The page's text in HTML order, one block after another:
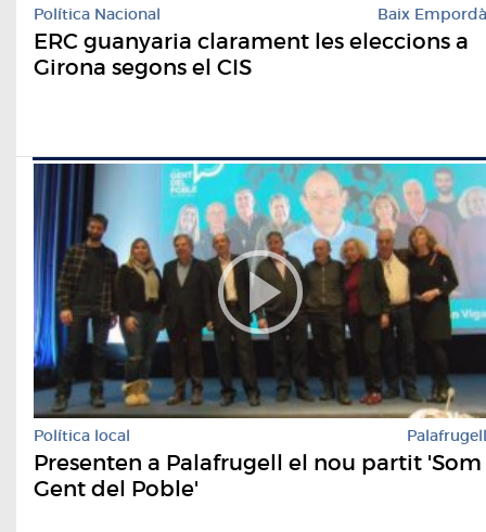
Política Nacional Baix Empordà
ERC guanyaria clarament les eleccions a
Girona segons el CIS
Política local Palafrugell
Presenten a Palafrugell el nou partit 'Som
Gent del Poble'